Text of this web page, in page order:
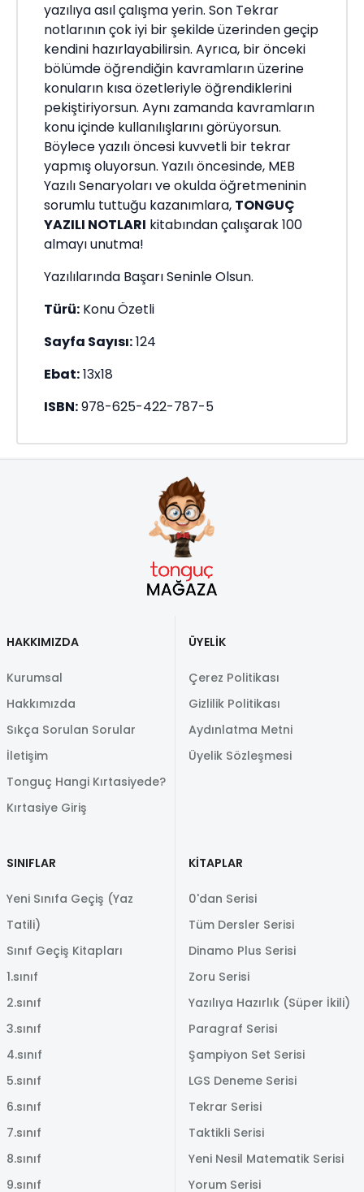
yazılıya asıl çalışma yerin. Son Tekrar
notlarının çok iyi bir şekilde üzerinden geçip
kendini hazırlayabilirsin. Ayrıca, bir önceki
bölümde öğrendiğin kavramların üzerine
konuların kısa özetleriyle öğrendiklerini
pekiştiriyorsun. Aynı zamanda kavramların
konu içinde kullanılışlarını görüyorsun.
Böylece yazılı öncesi kuvvetli bir tekrar
yapmış oluyorsun. Yazılı öncesinde, MEB
Yazılı Senaryoları ve okulda öğretmeninin
sorumlu tuttuğu kazanımlara, TONGUÇ
YAZILI NOTLARI kitabından çalışarak 100
almayı unutma!
Yazılılarında Başarı Seninle Olsun.
Türü: Konu Özetli
Sayfa Sayısı:124
Ebat:13x18
ISBN:978-625-422-787-5
HAKKIMIZDA
Kurumsal
Hakkımızda
Sıkça Sorulan Sorular
İletişim
Tonguç Hangi Kırtasiyede?
Kırtasiye Giriş
ÜYELİK
Çerez Politikası
Gizlilik Politikası
Aydınlatma Metni
Üyelik Sözleşmesi
SINIFLAR
Yeni Sınıfa Geçiş (Yaz
Tatili)
Sınıf Geçiş Kitapları
1.sınıf
2.sınıf
3.sınıf
4.sınıf
5.sınıf
6.sınıf
7.sınıf
8.sınıf
9.sınıf
KİTAPLAR
0'dan Serisi
Tüm Dersler Serisi
Dinamo Plus Serisi
Zoru Serisi
Yazılıya Hazırlık (Süper İkili)
Paragraf Serisi
Şampiyon Set Serisi
LGS Deneme Serisi
Tekrar Serisi
Taktikli Serisi
Yeni Nesil Matematik Serisi
Yorum Serisi